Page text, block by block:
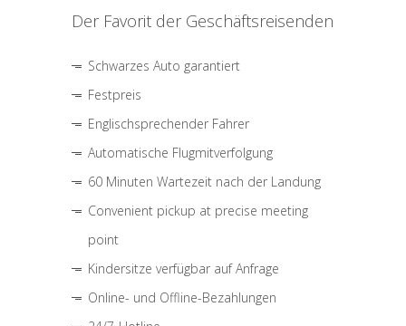
Der Favorit der Geschäftsreisenden
Schwarzes Auto garantiert
Festpreis
Englischsprechender Fahrer
Automatische Flugmitverfolgung
60 Minuten Wartezeit nach der Landung
Convenient pickup at precise meeting
point
Kindersitze verfügbar auf Anfrage
Online- und Offline-Bezahlungen